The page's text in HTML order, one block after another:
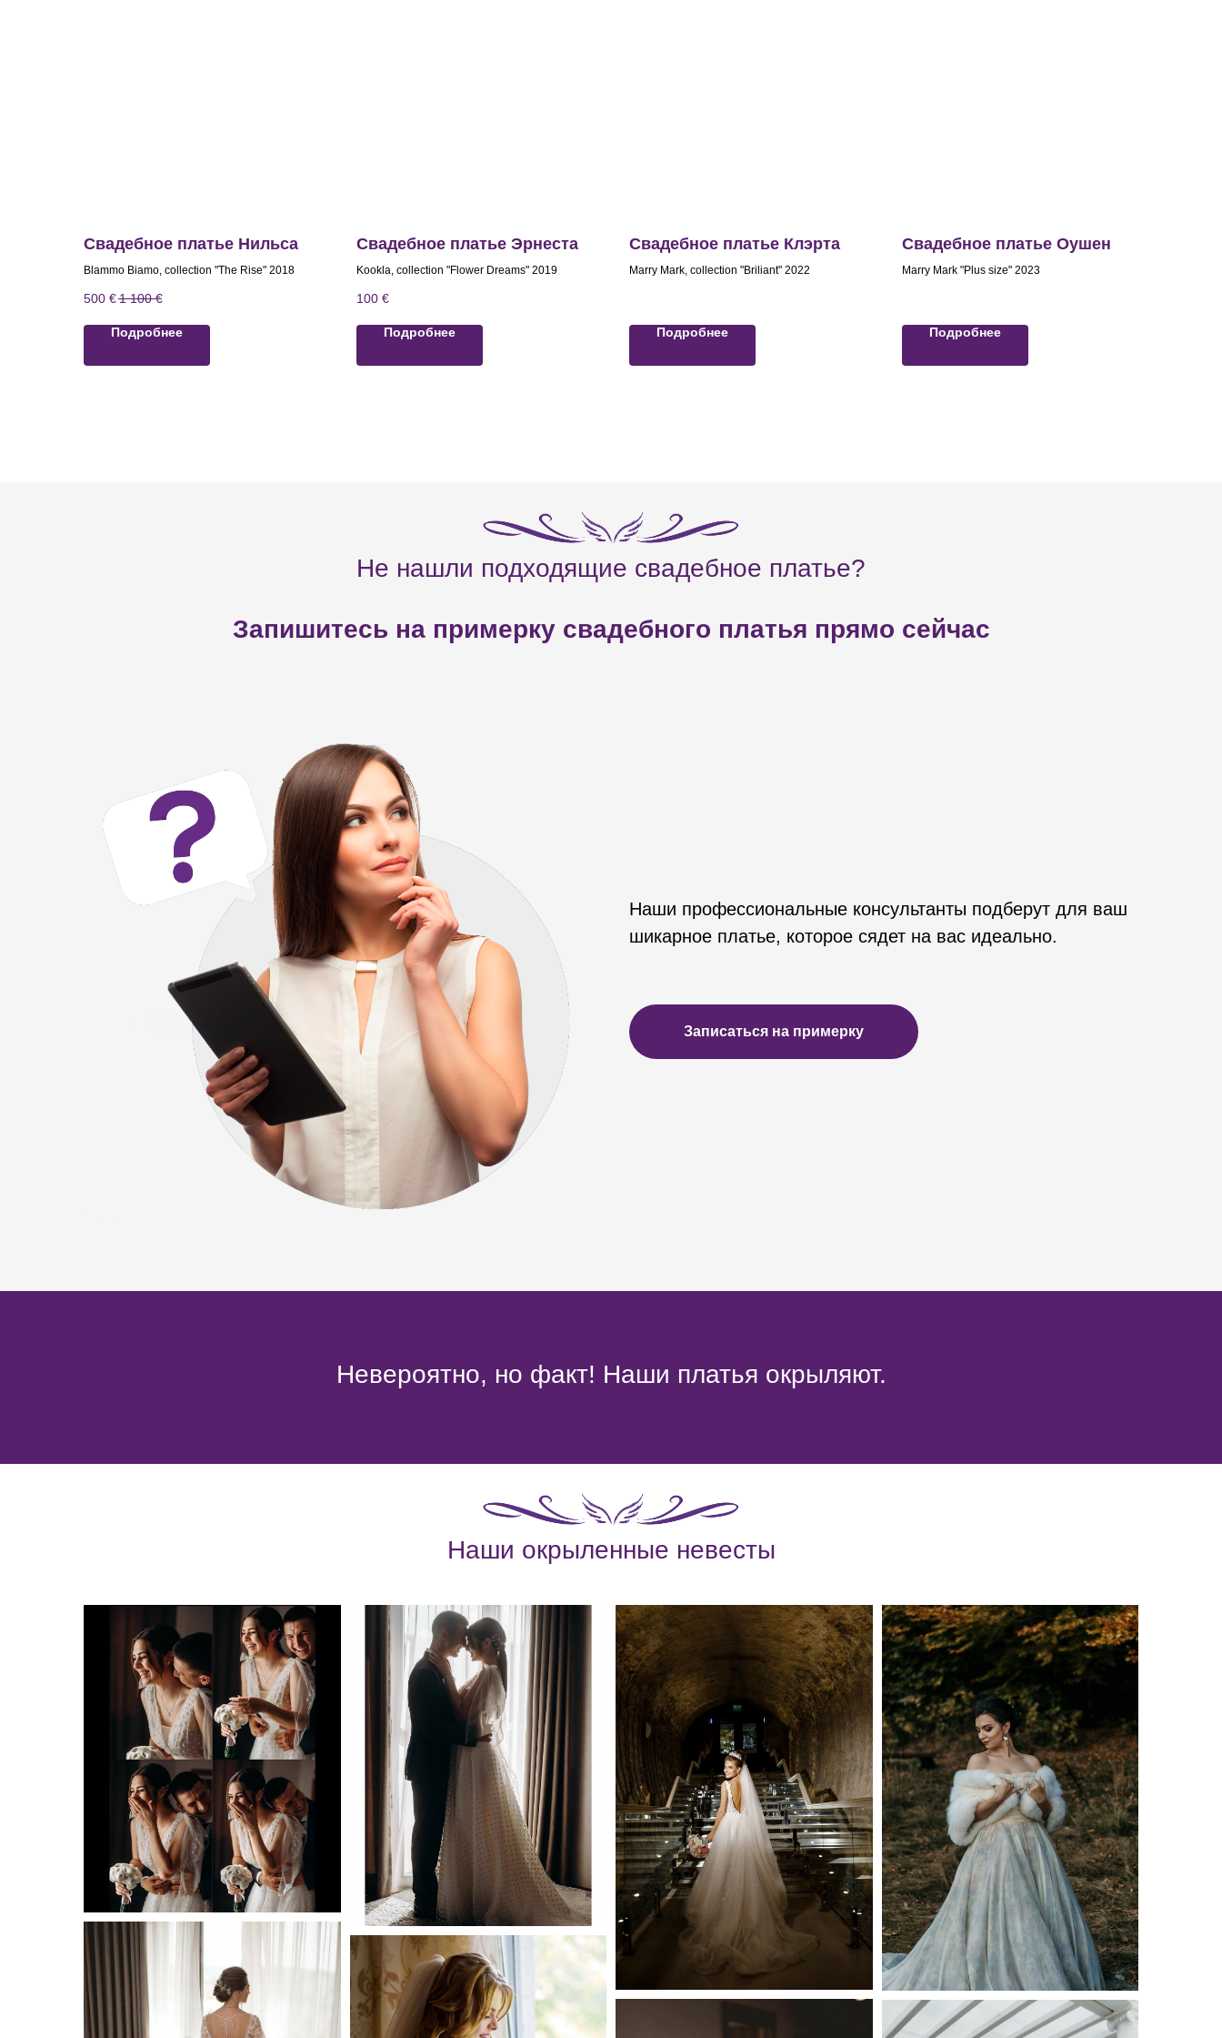
Свадебное платье Нильса
Blammo Biamo, collection "The Rise" 2018
500 €1 100 €
Подробнее
Свадебное платье Эрнеста
Kookla, collection "Flower Dreams" 2019
100 €
Подробнее
Свадебное платье Клэрта
Marry Mark, collection "Briliant" 2022
Подробнее
Свадебное платье Оушен
Marry Mark "Plus size" 2023
Подробнее
Не нашли подходящие свадебное платье?
Запишитесь на примерку свадебного платья прямо сейчас
Наши профессиональные консультанты подберут для ваш
шикарное платье, которое сядет на вас идеально.
Записаться на примерку
Невероятно, но факт! Наши платья окрыляют.
Наши окрыленные невесты